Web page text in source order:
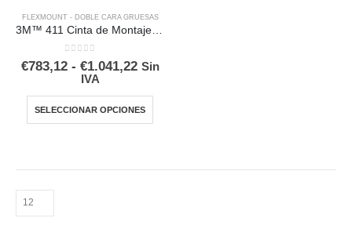
FLEXMOUNT - DOBLE CARA GRUESAS
0 out of 5
€783,12 - €1.041,22Rango
€783,12
hasta
Sin
IVA
SELECCIONAR OPCIONES
variantes.